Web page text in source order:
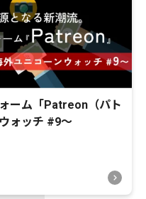
ーム「Patreon（パト
ォッチ #9〜